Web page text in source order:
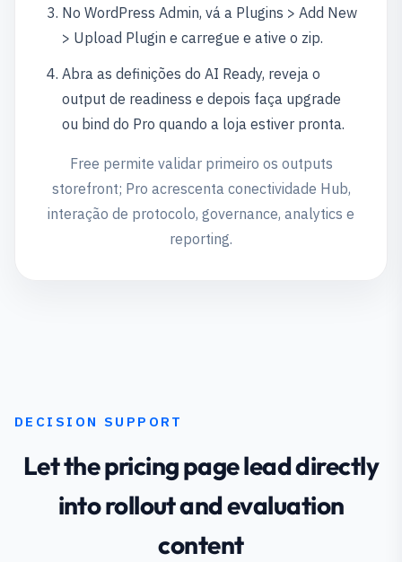
No WordPress Admin, vá a Plugins > Add New
> Upload Plugin e carregue e ative o zip.
Abra as definições do AI Ready, reveja o
output de readiness e depois faça upgrade
ou bind do Pro quando a loja estiver pronta.
Free permite validar primeiro os outputs
storefront; Pro acrescenta conectividade Hub,
interação de protocolo, governance, analytics e
reporting.
DECISION SUPPORT
Let the pricing page lead directly
into rollout and evaluation
content